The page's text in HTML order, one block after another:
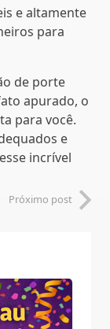
e altamente
para
de porte
apurado, o
para você.
e
incrível
Próximo post